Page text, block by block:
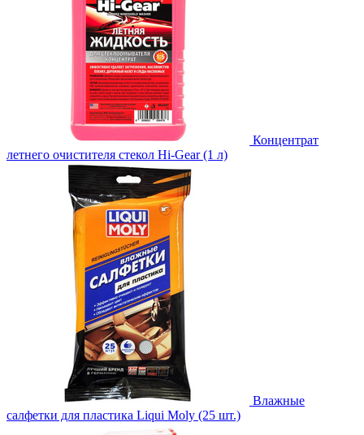
Концентрат
летнего очистителя стекол Hi-Gear (1 л)
Влажные
салфетки для пластика Liqui Moly (25 шт.)